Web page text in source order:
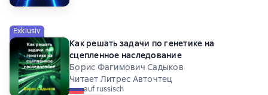
Exklusiv
Как решать задачи по генетике на
сцепленное наследование
Борис Фагимович Садыков
Читает Литрес Авточтец
auf russisch